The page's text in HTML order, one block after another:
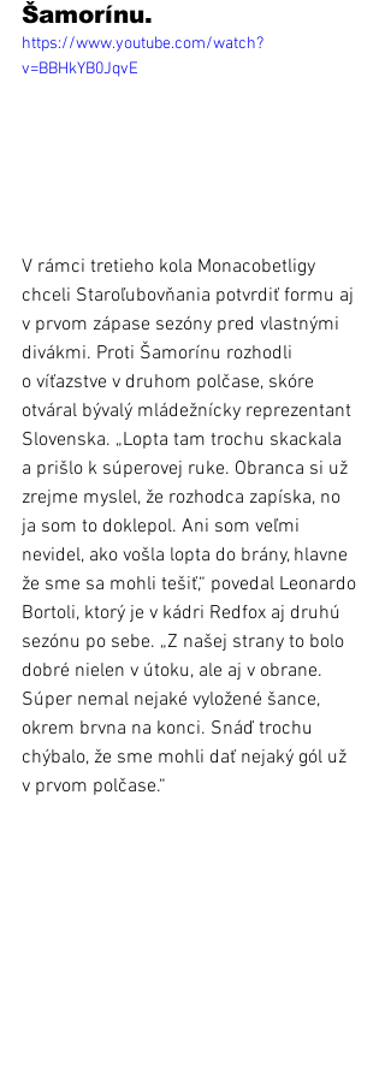
Šamorínu.
https://www.youtube.com/watch?
v=BBHkYB0JqvE
V rámci tretieho kola Monacobetligy
chceli Staroľubovňania potvrdiť formu aj
v prvom zápase sezóny pred vlastnými
divákmi. Proti Šamorínu rozhodli
o víťazstve v druhom polčase, skóre
otváral bývalý mládežnícky reprezentant
Slovenska. „Lopta tam trochu skackala
a prišlo k súperovej ruke. Obranca si už
zrejme myslel, že rozhodca zapíska, no
ja som to doklepol. Ani som veľmi
nevidel, ako vošla lopta do brány, hlavne
že sme sa mohli tešiť,“ povedal Leonardo
Bortoli, ktorý je v kádri Redfox aj druhú
sezónu po sebe. „Z našej strany to bolo
dobré nielen v útoku, ale aj v obrane.
Súper nemal nejaké vyložené šance,
okrem brvna na konci. Snáď trochu
chýbalo, že sme mohli dať nejaký gól už
v prvom polčase.“